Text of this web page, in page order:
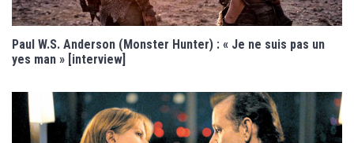
Paul W.S. Anderson (Monster Hunter) : « Je ne suis pas un
yes man » [interview]